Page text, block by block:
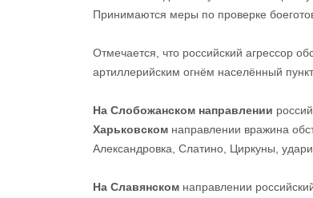
Принимаются меры по проверке
Отмечается, что российский агрессор
артиллерийским огнём населённый
На Слобожанском направлении
Харьковском направлении вражина
Александровка, Слатино, Циркуны,
На Славянском направлении